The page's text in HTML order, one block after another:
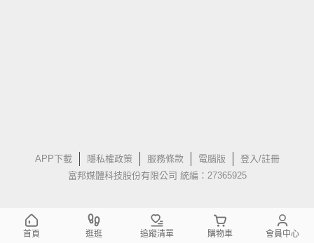
APP下載 隱私權政策 服務條款 電腦版
登入/註冊
富邦媒體科技股份有限公司 統編：27365925
首頁 逛逛 追蹤清單 購物車 會員中心